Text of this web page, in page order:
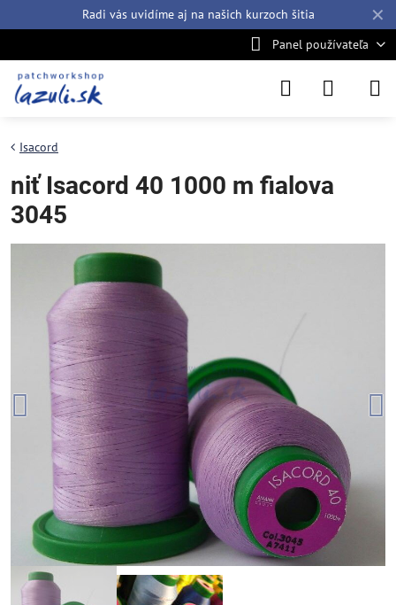
✕
Radi vás uvidíme aj na našich kurzoch šitia
Panel používateľa
Isacord
niť Isacord 40 1000 m fialova
3045